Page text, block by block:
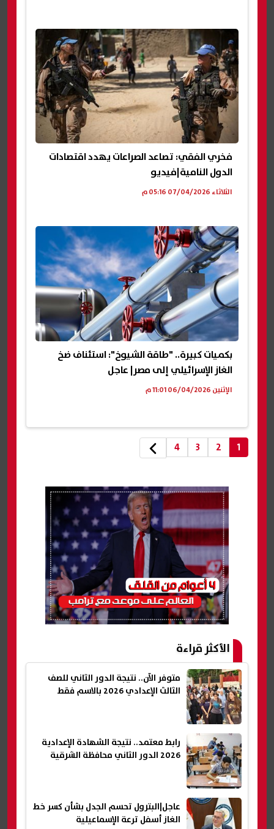
فخري الفقي: تصاعد الصراعات يهدد اقتصادات
الدول النامية|فيديو
الثلاثاء 07/04/2026 05:16 م
بكميات كبيرة.. "طاقة الشيوخ": استئناف ضخ
الغاز الإسرائيلي إلى مصر| عاجل
الإثنين 06/04/2026 11:01 م
1
2
3
4
الأكثر قراءة
متوفر الآن.. نتيجة الدور الثاني للصف
الثالث الإعدادي 2026 بالاسم فقط
رابط معتمد.. نتيجة الشهادة الإعدادية
2026 الدور الثاني محافظة الشرقية
عاجل|البترول تحسم الجدل بشأن كسر خط
الغاز أسفل ترعة الإسماعيلية